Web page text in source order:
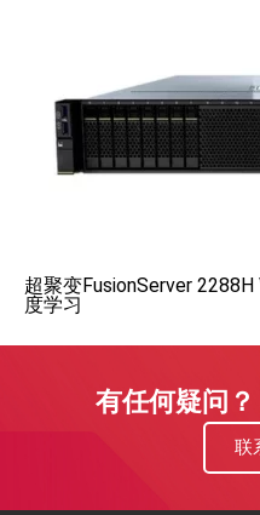
超聚变FusionServer
度学习
有任何疑问？
联